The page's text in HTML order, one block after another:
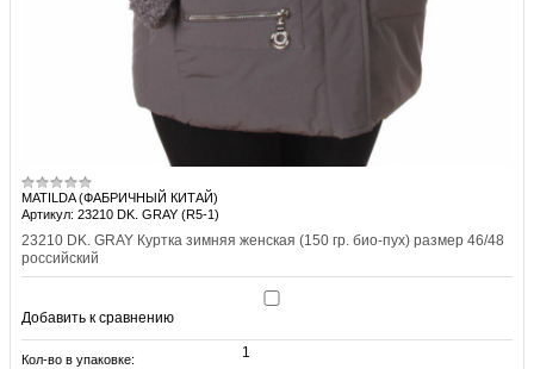
MATILDA (ФАБРИЧНЫЙ КИТАЙ)
Артикул: 23210 DK. GRAY (R5-1)
23210 DK. GRAY Куртка зимняя женская (150 гр. био-пух) размер 46/48
российский
Добавить к сравнению
Кол-во в упаковке: 1